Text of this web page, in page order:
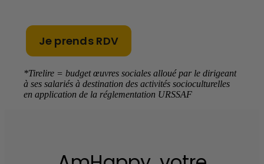
Attirez les meilleurs talents grâce à une politique d’avantages
Je prends RDV
*Tirelire = budget œuvres sociales alloué par le dirigeant
à ses salariés à destination des activités socioculturelles
en application de la réglementation URSSAF